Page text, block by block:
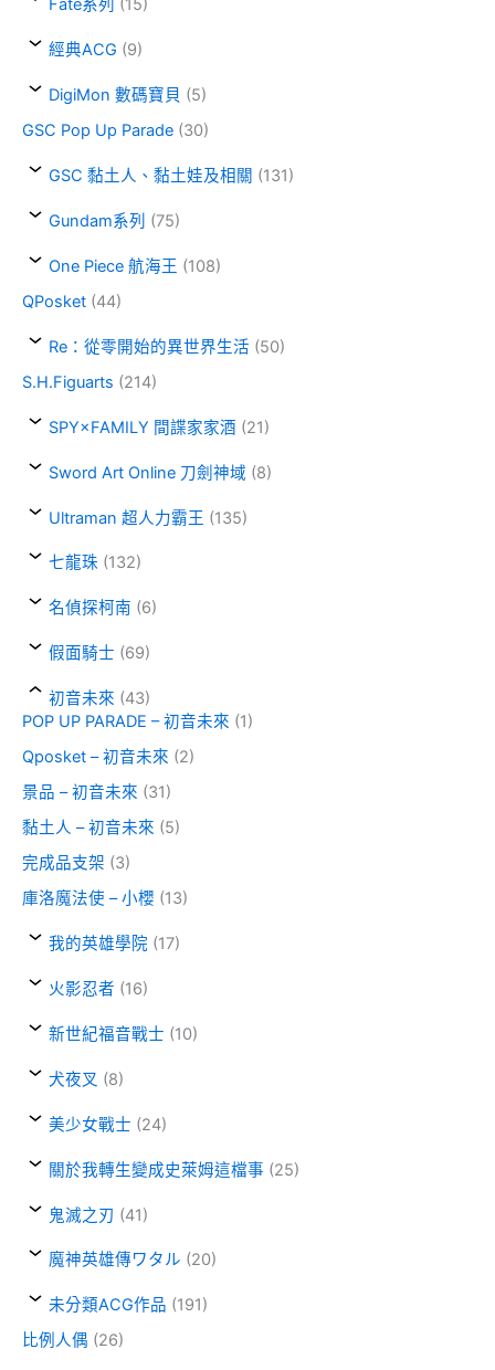
Fate系列 (15)
經典ACG (9)
DigiMon 數碼寶貝 (5)
GSC Pop Up Parade (30)
GSC 黏土人、黏土娃及相關 (131)
Gundam系列 (75)
One Piece 航海王 (108)
QPosket (44)
Re：從零開始的異世界生活 (50)
S.H.Figuarts (214)
SPY×FAMILY 間諜家家酒 (21)
Sword Art Online 刀劍神域 (8)
Ultraman 超人力霸王 (135)
七龍珠 (132)
名偵探柯南 (6)
假面騎士 (69)
初音未來 (43)
POP UP PARADE – 初音未來 (1)
Qposket – 初音未來 (2)
景品 – 初音未來 (31)
黏土人 – 初音未來 (5)
完成品支架 (3)
庫洛魔法使 – 小櫻 (13)
我的英雄學院 (17)
火影忍者 (16)
新世紀福音戰士 (10)
犬夜叉 (8)
美少女戰士 (24)
關於我轉生變成史萊姆這檔事 (25)
鬼滅之刃 (41)
魔神英雄傳ワタル (20)
未分類ACG作品 (191)
比例人偶 (26)